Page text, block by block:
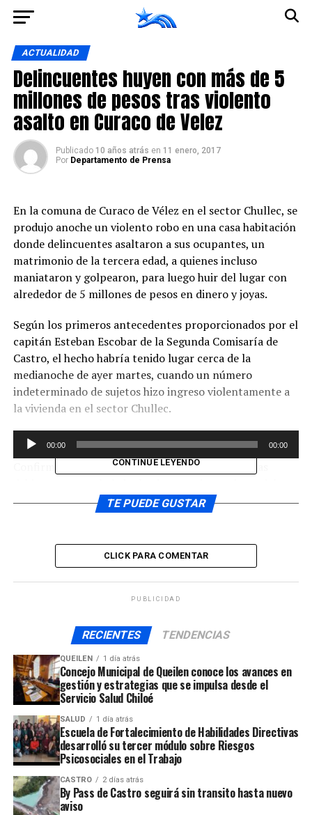
ACTUALIDAD
Delincuentes huyen con más de 5
millones de pesos tras violento
asalto en Curaco de Velez
Publicado 10 años atrás en 11 enero, 2017
Por Departamento de Prensa
En la comuna de Curaco de Vélez en el sector Chullec, se
produjo anoche un violento robo en una casa habitación
donde delincuentes asaltaron a sus ocupantes, un
matrimonio de la tercera edad, a quienes incluso
maniataron y golpearon, para luego huir del lugar con
alrededor de 5 millones de pesos en dinero y joyas.
Según los primeros antecedentes proporcionados por el
capitán Esteban Escobar de la Segunda Comisaría de
Castro, el hecho habría tenido lugar cerca de la
medianoche de ayer martes, cuando un número
indeterminado de sujetos hizo ingreso violentamente a
la vivienda en el sector Chullec.
Reproductor
00:00 00:00
Confirmó el oficial de Carabineros que las víctimas
quedando con el diagnóstico de lesiones leves y
derivadas a su hogar, ya que los asaltantes les habrían
Reproductor
de
00:00
operativo para dar con el paradero de los delincuentes
que huyen con este millonario botín.
ARTÍCULOS RELACIONADOS:
UP NEXT
Se aprobó proyecto de semaforización para la entrada
norte de Castro
NO TE PIERDAS
Realizan Mesa de Seguridad “Entre Todos, Más Seguros”
en Quemchi
CONTINÚE LEYENDO
TE PUEDE GUSTAR
CLICK PARA COMENTAR
PUBLICIDAD
RECIENTES TENDENCIAS
QUEILEN 1 día atrás
Concejo Municipal de Queilen conoce los avances en
gestión y estrategias que se impulsa desde el
Servicio Salud Chiloé
SALUD 1 día atrás
Escuela de Fortalecimiento de Habilidades Directivas
desarrolló su tercer módulo sobre Riesgos
Psicosociales en el Trabajo
CASTRO 2 días atrás
By Pass de Castro seguirá sin transito hasta nuevo
aviso
Ir a la versión móvil